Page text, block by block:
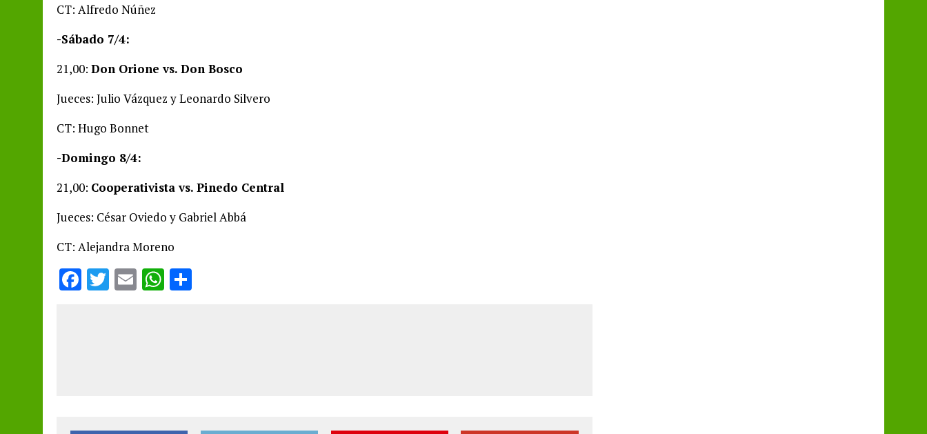
CT: Alfredo Núñez
-Sábado 7/4:
21,00: Don Orione vs. Don Bosco
Jueces: Julio Vázquez y Leonardo Silvero
CT: Hugo Bonnet
-Domingo 8/4:
21,00: Cooperativista vs. Pinedo Central
Jueces: César Oviedo y Gabriel Abbá
CT: Alejandra Moreno
F T E W